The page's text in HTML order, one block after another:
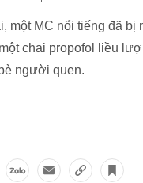
một MC nổi tiếng đã
chai propofol liều
người quen.